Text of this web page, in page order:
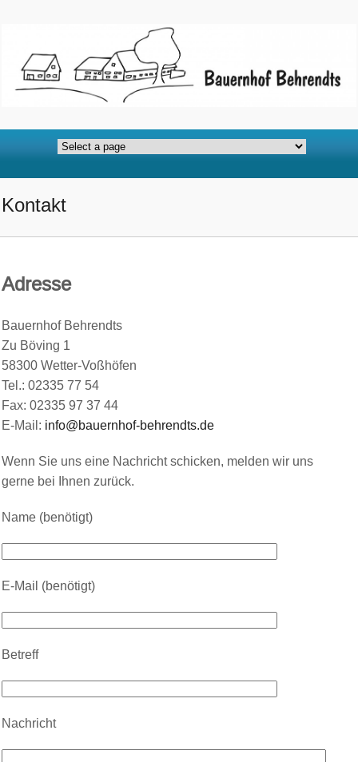
Kontakt
Adresse
Bauernhof Behrendts
Zu Böving 1
58300 Wetter-Voßhöfen
Tel.: 02335 77 54
Fax: 02335 97 37 44
E-Mail: info@bauernhof-behrendts.de
Wenn Sie uns eine Nachricht schicken, melden wir uns
gerne bei Ihnen zurück.
Name (benötigt)
E-Mail (benötigt)
Betreff
Nachricht